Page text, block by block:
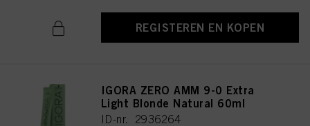
REGISTEREN EN KOPEN
IGORA ZERO AMM 9-0 Extra
Light Blonde Natural 60ml
ID-nr. 2936264